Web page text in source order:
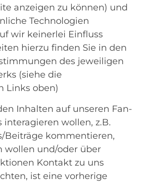
anzeigen zu können) und
Technologien
wir keinerlei Einfluss
hierzu finden Sie in den
des jeweiligen
(siehe die
Links oben)
Inhalten auf unseren Fan-
interagieren wollen, z.B.
Beiträge kommentieren,
wollen und/oder über
Kontakt zu uns
ist eine vorherige